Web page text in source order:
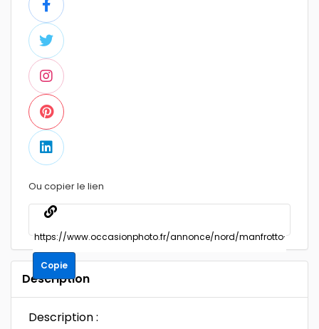
Ou copier le lien
Copie
Description
Description :